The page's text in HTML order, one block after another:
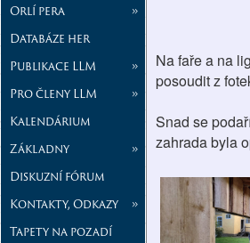
Orlí pera
»
Databáze her
Publikace LLM
»
Pro členy LLM
»
Kalendárium
Základny
»
Diskuzní fórum
Kontakty, Odkazy
»
Tapety na pozadí
Na faře a na
posoudit z
Snad se
zahrada byla